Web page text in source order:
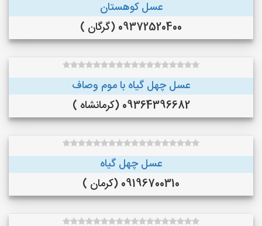
عسل کوهستان
09372520400 (گرگان )
عسل چهل گیاه با موم وصاف
09364396682 (کرمانشاه )
عسل چهل گیاه
09196700310 (کرمان )